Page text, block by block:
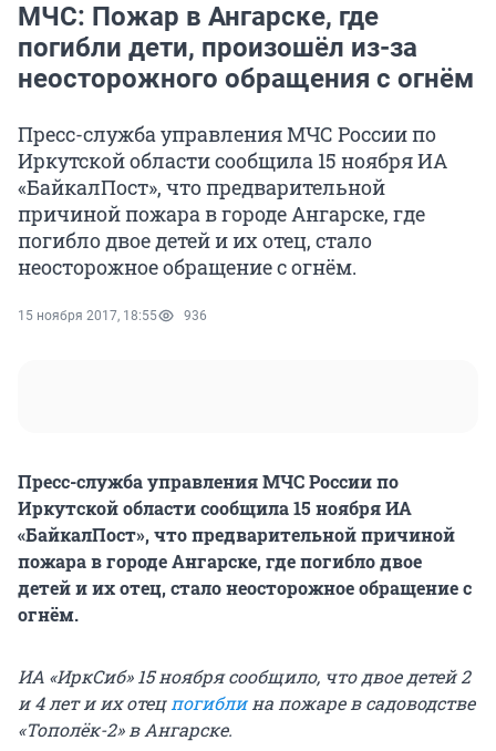
МЧС: Пожар в Ангарске, где
погибли дети, произошёл из-за
неосторожного обращения с огнём
Пресс-служба управления МЧС России по
Иркутской области сообщила 15 ноября ИА
«БайкалПост», что предварительной
причиной пожара в городе Ангарске, где
погибло двое детей и их отец, стало
неосторожное обращение с огнём.
15 ноября 2017, 18:55 936
Пресс-служба управления МЧС России по
Иркутской области сообщила 15 ноября ИА
«БайкалПост», что предварительной причиной
пожара в городе Ангарске, где погибло двое
детей и их отец, стало неосторожное обращение с
огнём.
ИА «ИркСиб» 15 ноября сообщило, что двое детей 2
и 4 лет и их отец погиблина пожаре в садоводстве
«Тополёк-2» в Ангарске.